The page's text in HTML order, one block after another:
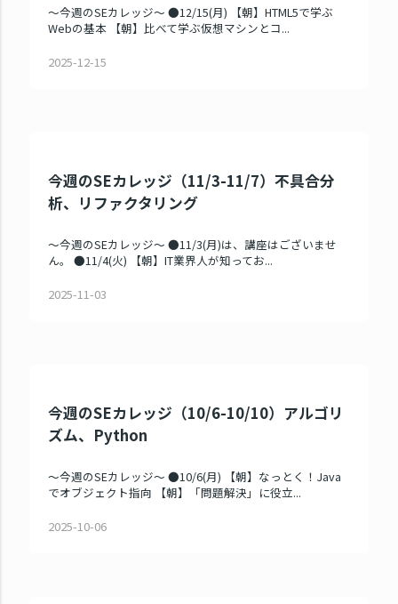
～今週のSEカレッジ～ ●12/15(月) 【朝】HTML5で学ぶ
Webの基本 【朝】比べて学ぶ仮想マシンとコ...
2025-12-15
今週のSEカレッジ（11/3-11/7）不具合分
析、リファクタリング
～今週のSEカレッジ～ ●11/3(月)は、講座はございませ
ん。 ●11/4(火) 【朝】IT業界人が知ってお...
2025-11-03
今週のSEカレッジ（10/6-10/10）アルゴリ
ズム、Python
～今週のSEカレッジ～ ●10/6(月) 【朝】なっとく！Java
でオブジェクト指向 【朝】「問題解決」に役立...
2025-10-06